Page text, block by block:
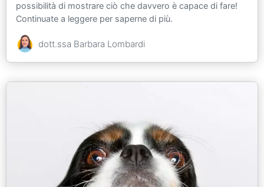
possibilità di mostrare ciò che davvero è capace di fare!
Continuate a leggere per saperne di più.
dott.ssa Barbara Lombardi